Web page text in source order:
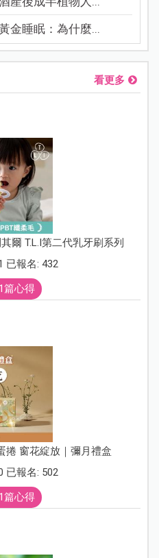
金睡眠：為什麼...
看更多
爾 T.L.I第二代乳牙刷系列
已報名: 432
篇心得
捲 窗花綻放｜彌月禮盒
已報名: 502
篇心得